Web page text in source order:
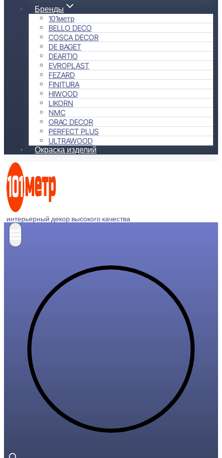
Бренды
101метр
BELLO DECO
COSCA DECOR
DE BAGET
DEARTIO
EVROPLAST
FEZARD
FINITURA
HIWOOD
LIKORN
NMC
ORAC DECOR
PERFECT PLUS
ULTRAWOOD
Окраска изделий
интерьерный декор высокого качества